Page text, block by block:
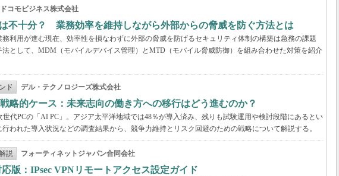
コモビジネス株式会社
不十分？ 業務効率を維持しながら外部からの脅威を防ぐ方法とは
務利用が進む現在、効率性を損なわずに外部の脅威を防げるセキュリティ体制の構築は急務の課題
法として、MDM（モバイルデバイス管理）とMTD（モバイル脅威防御）を組み合わせた対策を紹介
ド デル・テクノロジーズ株式会社
略的ケース：未来志向の働き方への移行はどう進むのか？
世代PCの「AI PC」。アジア太平洋地域では48％が導入済み、残りも試験運用や検討段階にあるとい
行われた導入状況などの調査結果から、競争力維持とリスク回避のための戦略について解説する。
説 フォーティネットジャパン合同会社
版：IPsec VPNリモートアクセス設定ガイド